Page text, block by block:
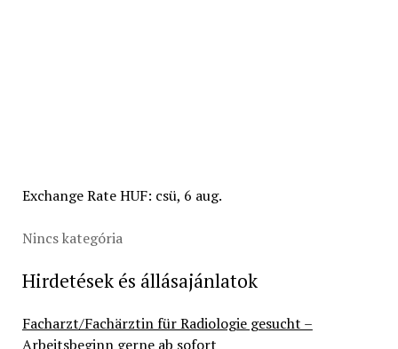
Exchange RateHUF: csü, 6 aug.
Nincs kategória
Hirdetések és állásajánlatok
Facharzt/Fachärztin für Radiologie gesucht –
Arbeitsbeginn gerne ab sofort